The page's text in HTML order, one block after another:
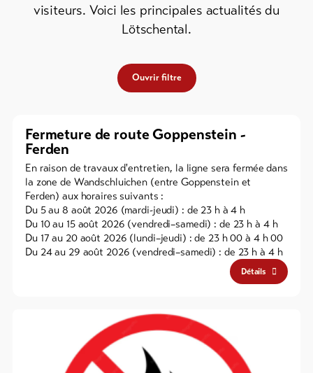
Forfaitsvisiteurs. Voici les principales actualités du
Lötschental.
Ouvrir filtre
Fermeture de route Goppenstein -
Ferden
En raison de travaux d'entretien, la ligne sera fermée dans
la zone de Wandschluichen (entre Goppenstein et
Ferden) aux horaires suivants :
Du 5 au 8 août 2026 (mardi-jeudi) : de 23 h à 4 h
Du 10 au 15 août 2026 (vendredi–samedi) : de 23 h à 4 h
Du 17 au 20 août 2026 (lundi–jeudi) : de 23 h 00 à 4 h 00
Du 24 au 29 août 2026 (vendredi–samedi) : de 23 h à 4 h
Détails